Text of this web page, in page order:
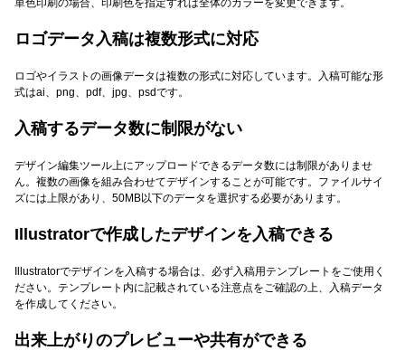
ロゴデータ入稿は複数形式に対応
ロゴやイラストの画像データは複数の形式に対応しています。入稿可能な形
式はai、png、pdf、jpg、psdです。
入稿するデータ数に制限がない
デザイン編集ツール上にアップロードできるデータ数には制限がありませ
ん。複数の画像を組み合わせてデザインすることが可能です。ファイルサイ
ズには上限があり、50MB以下のデータを選択する必要があります。
Illustratorで作成したデザインを入稿できる
Illustratorでデザインを入稿する場合は、必ず入稿用テンプレートをご使用く
ださい。テンプレート内に記載されている注意点をご確認の上、入稿データ
を作成してください。
出来上がりのプレビューや共有ができる